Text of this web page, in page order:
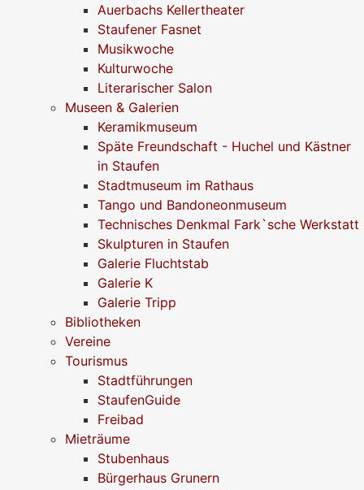
Auerbachs Kellertheater
Staufener Fasnet
Musikwoche
Kulturwoche
Literarischer Salon
Museen & Galerien
Keramikmuseum
Späte Freundschaft - Huchel und Kästner
in Staufen
Stadtmuseum im Rathaus
Tango und Bandoneonmuseum
Technisches Denkmal Fark`sche Werkstatt
Skulpturen in Staufen
Galerie Fluchtstab
Galerie K
Galerie Tripp
Bibliotheken
Vereine
Tourismus
Stadtführungen
StaufenGuide
Freibad
Mieträume
Stubenhaus
Bürgerhaus Grunern